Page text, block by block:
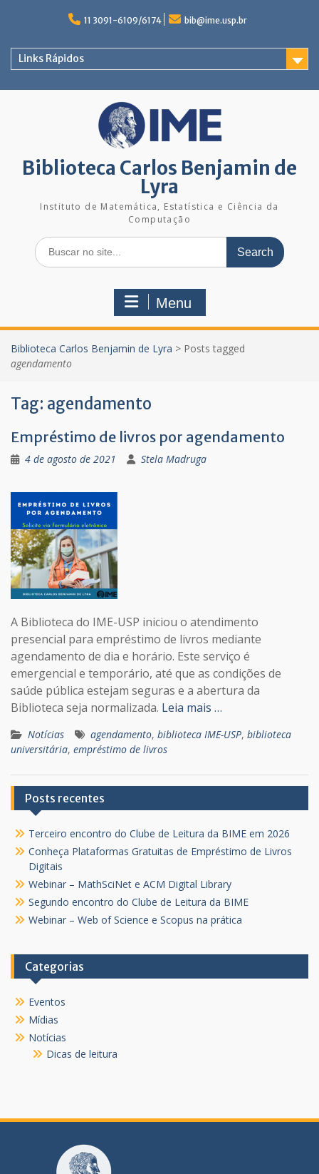
11 3091-6109/6174 bib@ime.usp.br
Links Rápidos
Biblioteca Carlos Benjamin de
Lyra
Instituto de Matemática, Estatística e Ciência da
Computação
Search
for:
Menu
Biblioteca Carlos Benjamin de Lyra > Posts tagged
agendamento
Tag: agendamento
Empréstimo de livros por agendamento
4 de agosto de 2021 Stela Madruga
A Biblioteca do IME-USP iniciou o atendimento
presencial para empréstimo de livros mediante
agendamento de dia e horário. Este serviço é
emergencial e temporário, até que as condições de
saúde pública estejam seguras e a abertura da
Biblioteca seja normalizada. Leia mais …
Notícias agendamento, biblioteca IME-USP, biblioteca
universitária, empréstimo de livros
Posts recentes
Terceiro encontro do Clube de Leitura da BIME em 2026
Conheça Plataformas Gratuitas de Empréstimo de Livros
Digitais
Webinar – MathSciNet e ACM Digital Library
Segundo encontro do Clube de Leitura da BIME
Webinar – Web of Science e Scopus na prática
Categorias
Eventos
Mídias
Notícias
Dicas de leitura